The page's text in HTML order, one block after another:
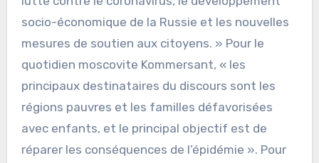
socio-économique de la Russie et les nouvelles
mesures de soutien aux citoyens. » Pour le
quotidien moscovite Kommersant, « les
principaux destinataires du discours sont les
régions pauvres et les familles défavorisées
avec enfants, et le principal objectif est de
réparer les conséquences de l’épidémie ». Pour